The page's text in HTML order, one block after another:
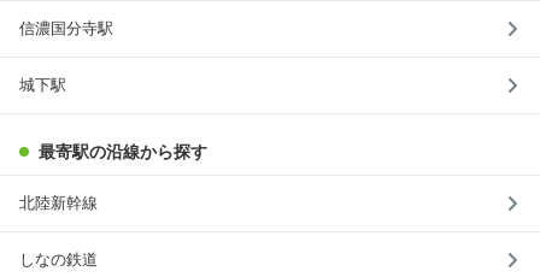
信濃国分寺駅
城下駅
最寄駅の沿線から探す
北陸新幹線
しなの鉄道